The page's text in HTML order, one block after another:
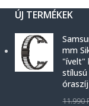
ÚJ TERMÉKEK
mm
"ívelt"
óraszíj
11.990